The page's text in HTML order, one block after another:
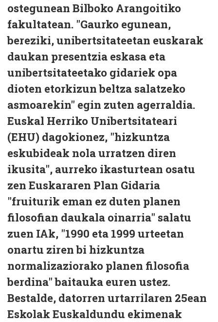
ostegunean Bilboko Arangoitiko
fakultatean. "Gaurko egunean,
bereziki, unibertsitateetan euskarak
daukan presentzia eskasa eta
unibertsitateetako gidariek opa
dioten etorkizun beltza salatzeko
asmoarekin" egin zuten agerraldia.
Euskal Herriko Unibertsitateari
(EHU) dagokionez, "hizkuntza
eskubideak nola urratzen diren
ikusita", aurreko ikasturtean osatu
zen Euskararen Plan Gidaria
"fruiturik eman ez duten planen
filosofian daukala oinarria" salatu
zuen IAk, "1990 eta 1999 urteetan
onartu ziren bi hizkuntza
normalizaziorako planen filosofia
berdina" baitauka euren ustez.
Bestalde, datorren urtarrilaren 25ean
Eskolak Euskaldundu ekimenak